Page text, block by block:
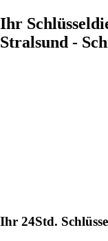
Ihr
Stralsund -
Ihr 24Std.